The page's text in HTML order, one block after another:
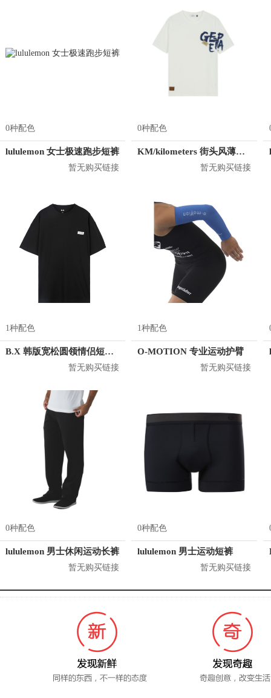
0种配色
lululemon 女士极速跑步短裤
暂无购买链接
0种配色
KM/kilometers 街头风薄款印花短袖T恤 男女同款 M2X2108248
暂无购买链接
1种配色
B.X 韩版宽松圆领情侣短袖T恤 男女同款 T-6202-002001
暂无购买链接
1种配色
O-MOTION 专业运动护臂
暂无购买链接
0种配色
lululemon 男士休闲运动长裤
暂无购买链接
0种配色
lululemon 男士运动短裤
暂无购买链接